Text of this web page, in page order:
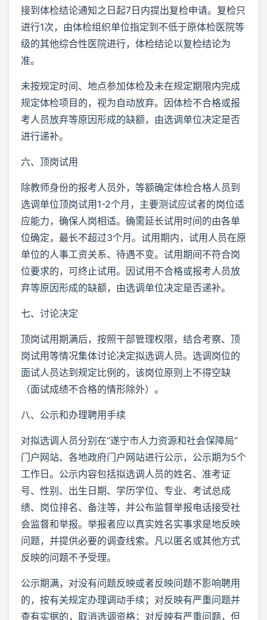
接到体检结论通知之日起7日内提出复检申请。复检只
进行1次，由体检组织单位指定到不低于原体检医院等
级的其他综合性医院进行，体检结论以复检结论为
准。
未按规定时间、地点参加体检及未在规定期限内完成
规定体检项目的，视为自动放弃。因体检不合格或报
考人员放弃等原因形成的缺额，由选调单位决定是否
进行递补。
六、顶岗试用
除教师身份的报考人员外，等额确定体检合格人员到
选调单位顶岗试用1-2个月，主要测试应试者的岗位适
应能力，确保人岗相适。确需延长试用时间的由各单
位确定，最长不超过3个月。试用期内，试用人员在原
单位的人事工资关系、待遇不变。试用期间不符合岗
位要求的，可终止试用。因试用不合格或报考人员放
弃等原因形成的缺额，由选调单位决定是否递补。
七、讨论决定
顶岗试用期满后，按照干部管理权限，结合考察、顶
岗试用等情况集体讨论决定拟选调人员。选调岗位的
面试人员达到规定比例的，该岗位原则上不得空缺
（面试成绩不合格的情形除外）。
八、公示和办理聘用手续
对拟选调人员分别在“遂宁市人力资源和社会保障局”
门户网站、各地政府门户网站进行公示，公示期为5个
工作日。公示内容包括拟选调人员的姓名、准考证
号、性别、出生日期、学历学位、专业、考试总成
绩、岗位排名、备注等，并公布监督举报电话接受社
会监督和举报。举报者应以真实姓名实事求是地反映
问题，并提供必要的调查线索。凡以匿名或其他方式
反映的问题不予受理。
公示期满，对没有问题反映或者反映问题不影响聘用
的，按有关规定办理调动手续；对反映有严重问题并
查有实据的，取消选调资格；对反映有严重问题，但